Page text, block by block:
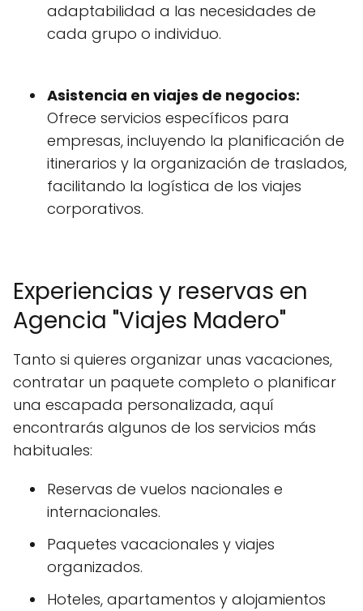
adaptabilidad a las necesidades de
cada grupo o individuo.
Asistencia en viajes de negocios:
Ofrece servicios específicos para
empresas, incluyendo la planificación de
itinerarios y la organización de traslados,
facilitando la logística de los viajes
corporativos.
Experiencias y reservas en
Agencia "Viajes Madero"
Tanto si quieres organizar unas vacaciones,
contratar un paquete completo o planificar
una escapada personalizada, aquí
encontrarás algunos de los servicios más
habituales:
Reservas de vuelos nacionales e
internacionales.
Paquetes vacacionales y viajes
organizados.
Hoteles, apartamentos y alojamientos